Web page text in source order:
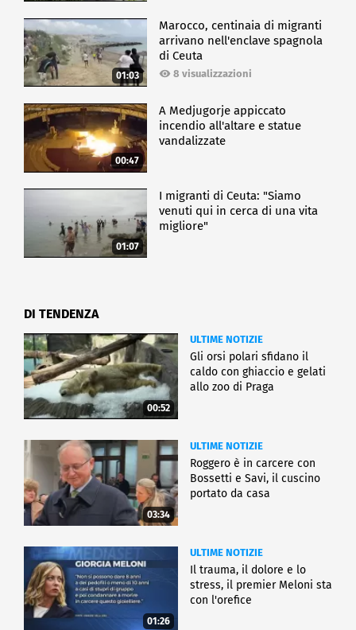
01:03
Marocco, centinaia di migranti
arrivano nell'enclave spagnola
di Ceuta
8 visualizzazioni
00:47
A Medjugorje appiccato
incendio all'altare e statue
vandalizzate
01:07
I migranti di Ceuta: "Siamo
venuti qui in cerca di una vita
migliore"
DI TENDENZA
00:52
ULTIME NOTIZIE
Gli orsi polari sfidano il
caldo con ghiaccio e gelati
allo zoo di Praga
03:34
ULTIME NOTIZIE
Roggero è in carcere con
Bossetti e Savi, il cuscino
portato da casa
01:26
ULTIME NOTIZIE
Il trauma, il dolore e lo
stress, il premier Meloni sta
con l'orefice